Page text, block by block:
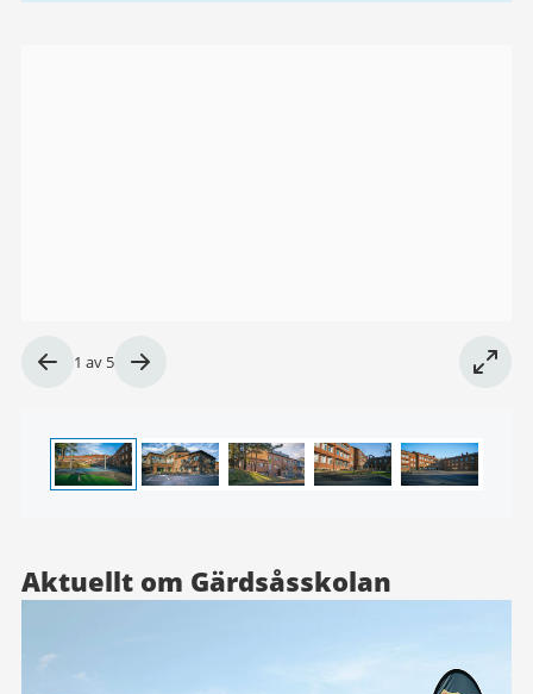
Bild
5
1 av 5
Aktuellt om Gärdsåsskolan